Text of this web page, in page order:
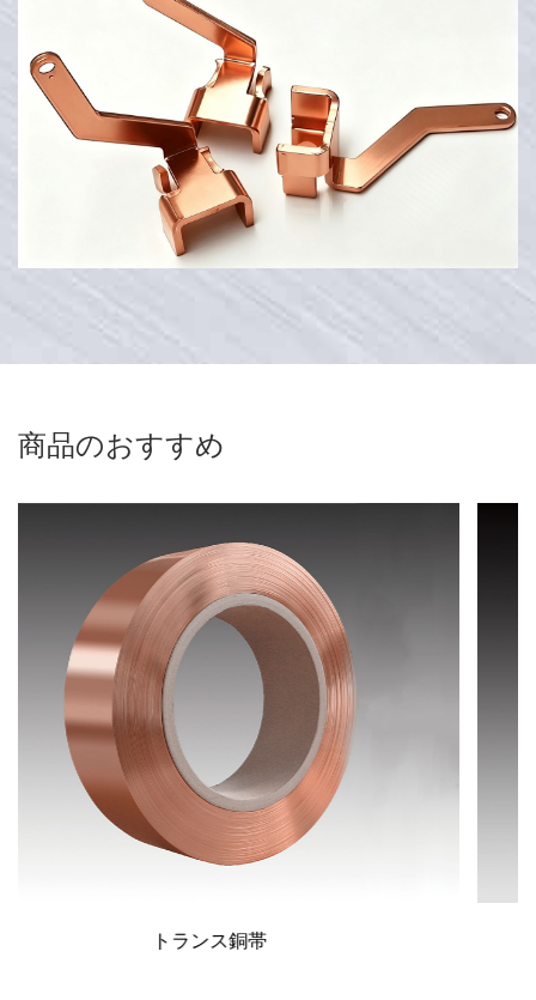
商品のおすすめ
防火ケーブル銅帯